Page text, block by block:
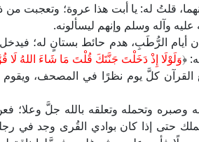
قلتُ له: يا أبت هذا عروة؛ وتعجبت من
وآله وسلم وإنهم ليسألونه.
أيام الرُّطَبِ، هدم حائط بستانٍ له؛
﴿وَلَوْلَا إِذْ دَخَلْتَ جَنَّتَكَ قُلْتَ مَا شَاءَ اللهُ لَا
كلَّ يوم نظرًا في المصحف، ويقوم به
وصبره وتحمله وتعلقه بالله جلَّ وعلا؛
حتى إذا كان بوادي القُرى وجد في